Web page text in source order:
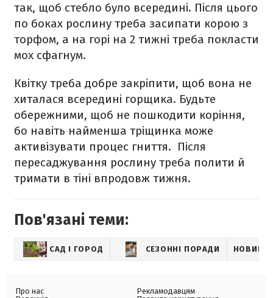
так, щоб стебло було всередині. Після цього
по боках рослину треба засипати корою з
торфом, а на горі на 2 тижні треба покласти
мох сфагнум.
Квітку треба добре закріпити, щоб вона не
хиталася всередині горщика. Будьте
обережними, щоб не пошкодити коріння,
бо навіть найменша тріщинка може
активізувати процес гниття. Після
пересаджування рослину треба полити й
тримати в тіні впродовж тижня.
Пов'язані теми:
САД І ГОРОД СЕЗОННІ ПОРАДИ НОВИНИ
Про нас
Рекламодавцям